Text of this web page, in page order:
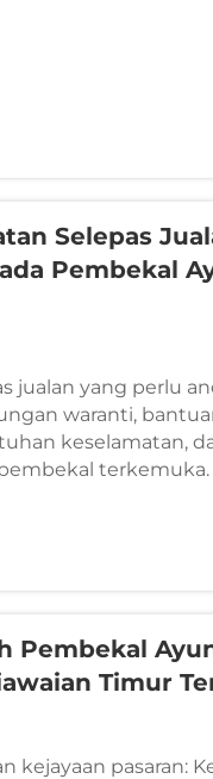
Selepas
Pembekal
jualan yang perlu
waranti,
keselamatan,
Pembekal
Timur
kejayaan pasaran: